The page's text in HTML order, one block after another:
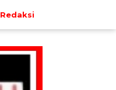
Redaksi